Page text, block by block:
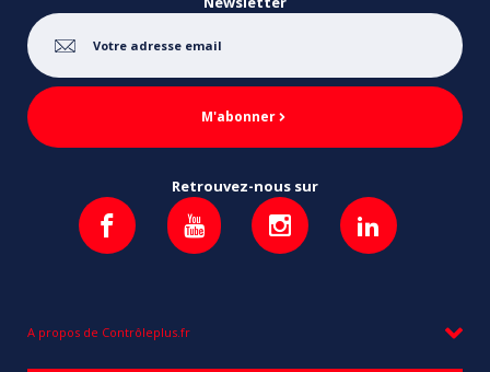
M'abonner
Retrouvez-nous sur
A propos de Contrôleplus.fr